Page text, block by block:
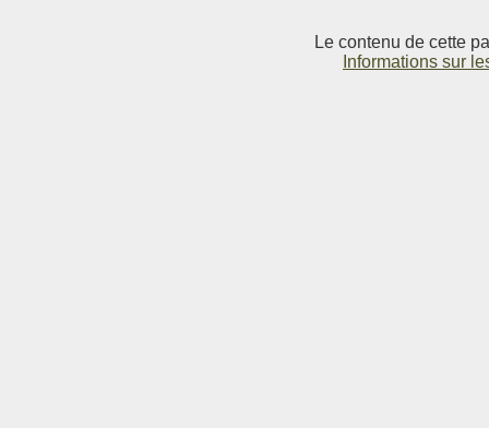
Le contenu de cette
Informations sur